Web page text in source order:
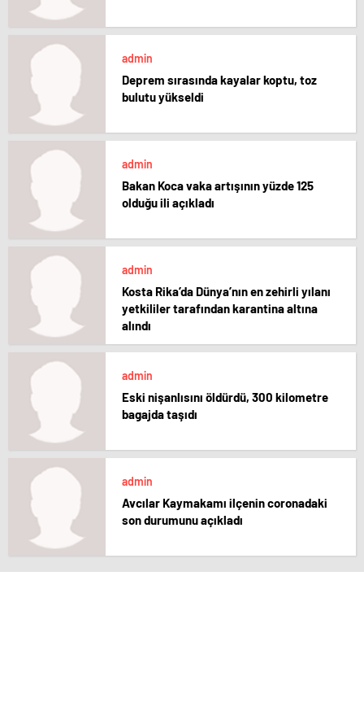
admin
Deprem sırasında kayalar koptu, toz
bulutu yükseldi
admin
Bakan Koca vaka artışının yüzde 125
olduğu ili açıkladı
admin
Kosta Rika’da Dünya’nın en zehirli yılanı
yetkililer tarafından karantina altına
alındı
admin
Eski nişanlısını öldürdü, 300 kilometre
bagajda taşıdı
admin
Avcılar Kaymakamı ilçenin coronadaki
son durumunu açıkladı